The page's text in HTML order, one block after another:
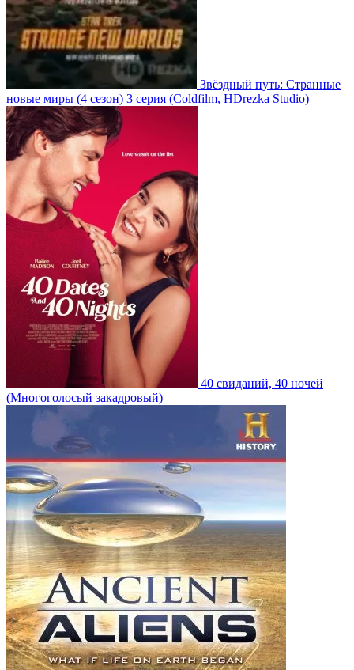
Звёздный путь: Странные
новые миры (4 сезон) 3 серия (Coldfilm, HDrezka Studio)
40 свиданий, 40 ночей
(Многоголосый закадровый)